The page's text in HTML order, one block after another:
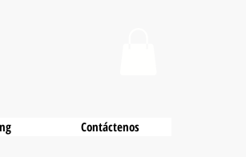
Contáctenos